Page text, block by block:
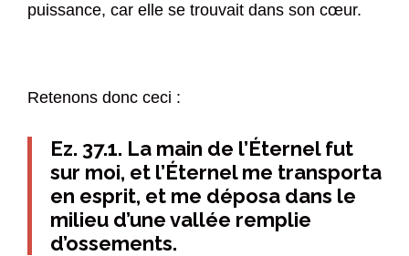
puissance, car elle se trouvait dans son cœur.
Retenons donc ceci :
Ez. 37.1. La main de l’Éternel fut
sur moi, et l’Éternel me transporta
en esprit, et me déposa dans le
milieu d’une vallée remplie
d’ossements.